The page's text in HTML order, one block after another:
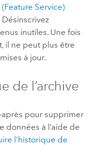
Service)
Désinscrivez
inutiles. Une fois
il ne peut plus être
à jour.
de l’archive
pour supprimer
données à l’aide de
l’historique de